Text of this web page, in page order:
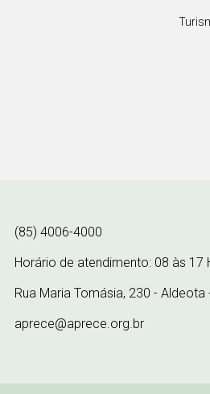
(85) 4006-4000
Horário de atendimento: 08 às 17
Rua Maria Tomásia, 230 - Aldeota
aprece@aprece.org.br